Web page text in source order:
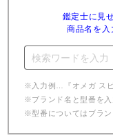
鑑定士に見
商品名を入
※入力例…『オメガ スピ
※ブランド名と型番を
※型番についてはブラ